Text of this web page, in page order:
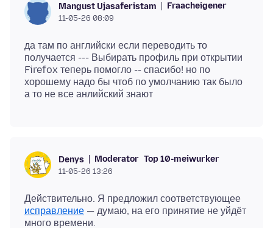
Mangust Ujasaferistam Fraacheigener
11-05-26 08:09
да там по английски если переводить то
получается --- Выбирать профиль при открытии
Firefox теперь помогло -- спасибо! но по
хорошему надо бы чтоб по умолчанию так было
Denys Moderator Top 10-meiwurker
11-05-26 13:26
Действительно. Я предложил соответствующее
исправление — думаю, на его принятие не уйдёт